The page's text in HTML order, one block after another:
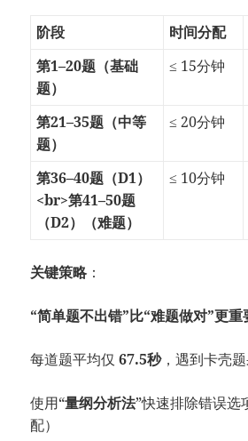
阶段 时间分配
第1–20题（基础
题）
≤ 15分钟
第21–35题（中等
题）
≤ 20分钟
第36–40题（D1）
<br>第41–50题
（D2）（难题）
≤ 10分钟
关键策略：
“简单题不出错”比“难题做对”更重
每道题平均仅67.5秒，遇到卡壳
使用“量纲分析法”快速排除错误选
配）